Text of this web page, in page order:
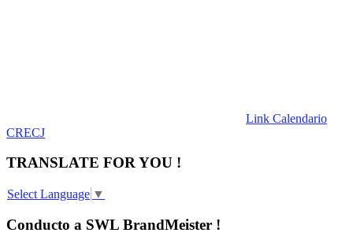
Link Calendario
CRECJ
TRANSLATE FOR YOU !
Select Language ▼
Conducto a SWL BrandMeister !